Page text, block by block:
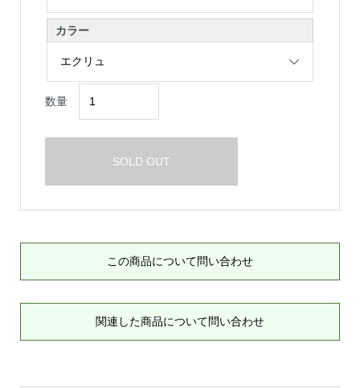
カラー
数量
SOLD OUT
この商品について問い合わせ
関連した商品について問い合わせ